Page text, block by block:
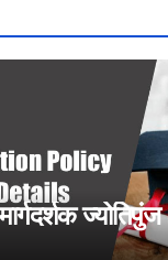
ज्योतिपुंज